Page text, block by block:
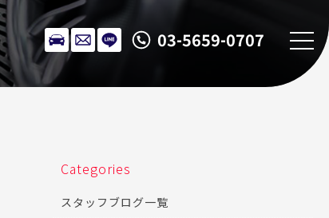
03-5659-0707
Categories
スタッフブログ一覧